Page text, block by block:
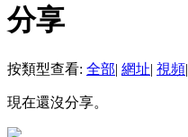
分享
按類型查看: 全部| 網址| 視頻|
現在還沒分享。